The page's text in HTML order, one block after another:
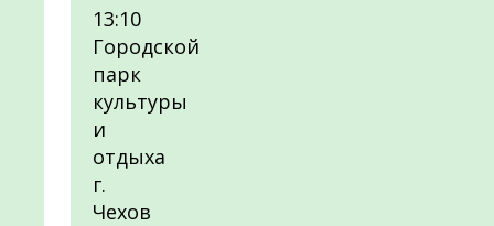
13:10
Городской
парк
культуры
и
отдыха
г.
Чехов